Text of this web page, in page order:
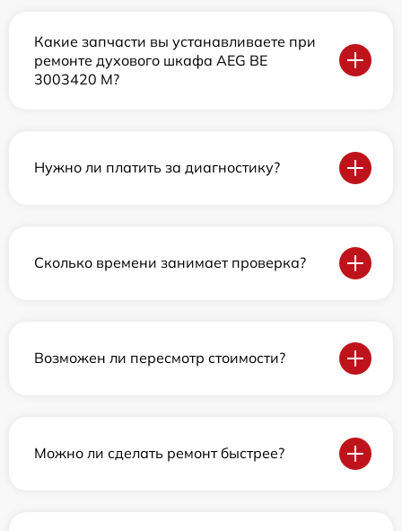
Какие запчасти вы устанавливаете при
ремонте духового шкафа AEG BE
3003420 M?
Нужно ли платить за диагностику?
Сколько времени занимает проверка?
Возможен ли пересмотр стоимости?
Можно ли сделать ремонт быстрее?